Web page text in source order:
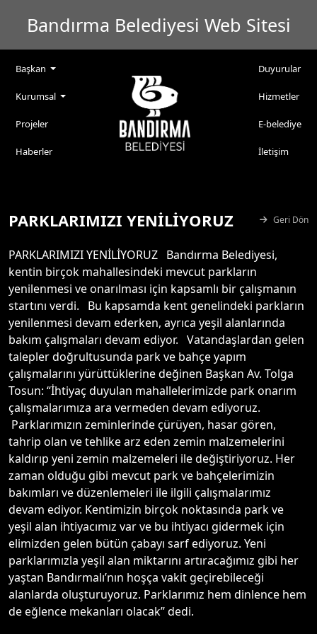
Bandırma Belediyesi Web Sitesi
Başkan
Kurumsal
Projeler
Haberler
Duyurular
Hizmetler
E-belediye
İletişim
PARKLARIMIZI YENİLİYORUZ Geri Dön
PARKLARIMIZI YENİLİYORUZ Bandırma Belediyesi,
kentin birçok mahallesindeki mevcut parkların
yenilenmesi ve onarılması için kapsamlı bir çalışmanın
startını verdi. Bu kapsamda kent genelindeki parkların
yenilenmesi devam ederken, ayrıca yeşil alanlarında
bakım çalışmaları devam ediyor. Vatandaşlardan gelen
talepler doğrultusunda park ve bahçe yapım
çalışmalarını yürüttüklerine değinen Başkan Av. Tolga
Tosun: “İhtiyaç duyulan mahallelerimizde park onarım
çalışmalarımıza ara vermeden devam ediyoruz.
Parklarımızın zeminlerinde çürüyen, hasar gören,
tahrip olan ve tehlike arz eden zemin malzemelerini
kaldırıp yeni zemin malzemeleri ile değiştiriyoruz. Her
zaman olduğu gibi mevcut park ve bahçelerimizin
bakımları ve düzenlemeleri ile ilgili çalışmalarımız
devam ediyor. Kentimizin birçok noktasında park ve
yeşil alan ihtiyacımız var ve bu ihtiyacı gidermek için
elimizden gelen bütün çabayı sarf ediyoruz. Yeni
parklarımızla yeşil alan miktarını artıracağımız gibi her
yaştan Bandırmalı’nın hoşça vakit geçirebileceği
alanlarda oluşturuyoruz. Parklarımız hem dinlence hem
de eğlence mekanları olacak’’ dedi.